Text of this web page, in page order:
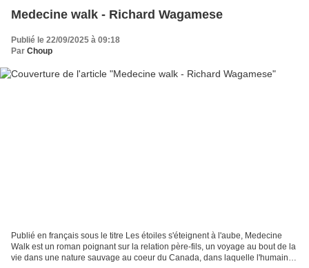
Medecine walk - Richard Wagamese
Publié le 22/09/2025 à 09:18
Par Choup
Publié en français sous le titre Les étoiles s'éteignent à l'aube, Medecine
Walk est un roman poignant sur la relation père-fils, un voyage au bout de la
vie dans une nature sauvage au coeur du Canada, dans laquelle l'humain